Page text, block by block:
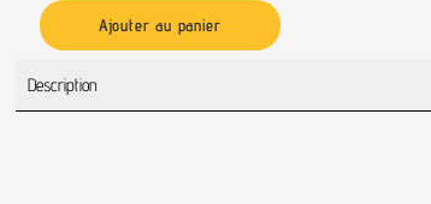
Ajouter au panier
Description